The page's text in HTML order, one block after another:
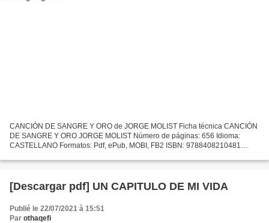
CANCIÓN DE SANGRE Y ORO de JORGE MOLIST Ficha técnica CANCIÓN
DE SANGRE Y ORO JORGE MOLIST Número de páginas: 656 Idioma:
CASTELLANO Formatos: Pdf, ePub, MOBI, FB2 ISBN: 9788408210481
[Descargar pdf] UN CAPITULO DE MI VIDA
Publié le 22/07/2021 à 15:51
Par othaqefi